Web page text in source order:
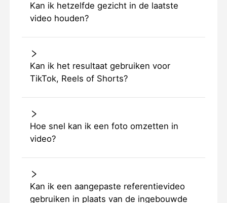
Kan ik hetzelfde gezicht in de laatste
video houden?
Kan ik het resultaat gebruiken voor
TikTok, Reels of Shorts?
Hoe snel kan ik een foto omzetten in
video?
Kan ik een aangepaste referentievideo
gebruiken in plaats van de ingebouwde